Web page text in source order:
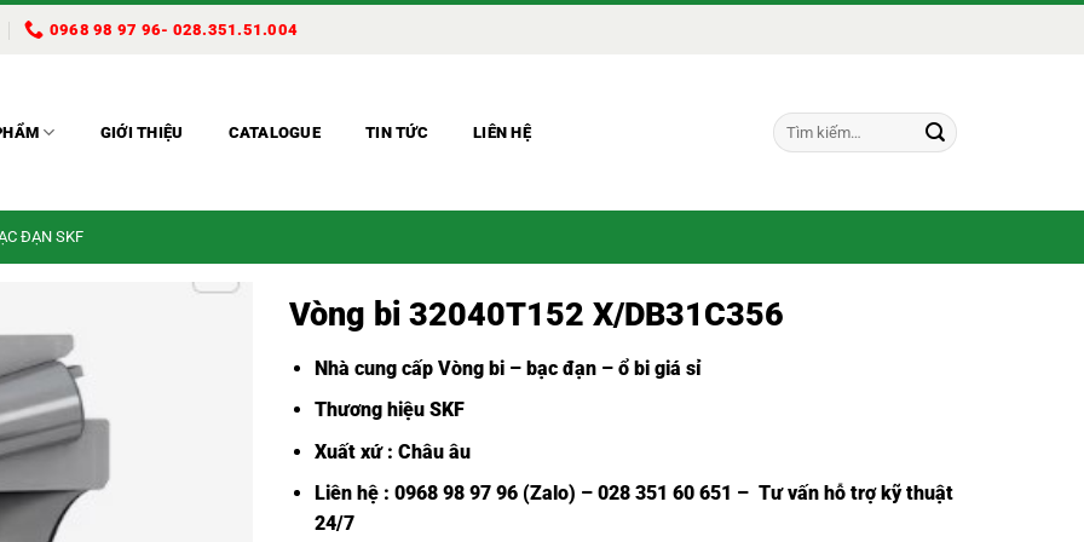
0968 98 97 96- 028.351.51.004
GIỚI THIỆU CATALOGUE TIN TỨC LIÊN HỆ
Tìm
kiếm:
ĐẠN SKF
Vòng bi 32040T152 X/DB31C356
Nhà cung cấp Vòng bi – bạc đạn – ổ bi giá sỉ
Thương hiệu SKF
Xuất xứ : Châu âu
Liên hệ : 0968 98 97 96 (Zalo) – 028 351 60 651 – Tư vấn hỗ trợ kỹ thuật
24/7